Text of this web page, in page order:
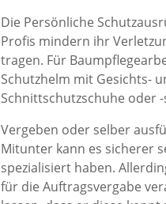
Die Persönliche
Profis mindern ihr
tragen. Für
Schutzhelm mit Gesichts-
Schnittschutzschuhe oder
Vergeben oder selber
Mitunter kann es sicherer
spezialisiert haben.
für die Auftragsvergabe